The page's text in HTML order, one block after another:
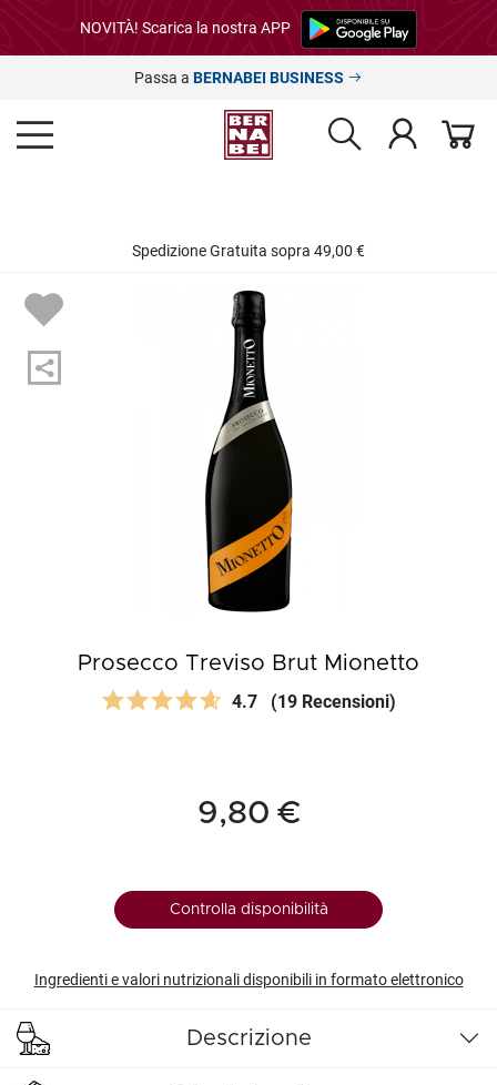
NOVITÀ! Scarica la nostra APP
Passa a BERNABEI BUSINESS
Spedizione Gratuita sopra 49,00 €
Prosecco Treviso Brut Mionetto
4.7 (19 Recensioni)
9,80 €
Controlla disponibilità
Ingredienti e valori nutrizionali disponibili in formato elettronico
Descrizione